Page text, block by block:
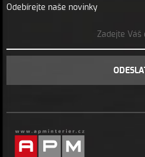
Odebírejte naše novinky
ODESLAT